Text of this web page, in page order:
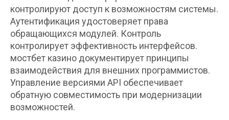
контролируют доступ к возможностям системы.
Аутентификация удостоверяет права
обращающихся модулей. Контроль
контролирует эффективность интерфейсов.
мостбет казино документирует принципы
взаимодействия для внешних программистов.
Управление версиями API обеспечивает
обратную совместимость при модернизации
возможностей.